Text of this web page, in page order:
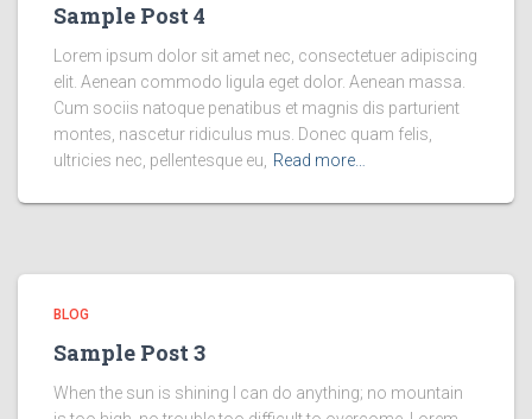
Sample Post 4
Lorem ipsum dolor sit amet nec, consectetuer adipiscing
elit. Aenean commodo ligula eget dolor. Aenean massa.
Cum sociis natoque penatibus et magnis dis parturient
montes, nascetur ridiculus mus. Donec quam felis,
ultricies nec, pellentesque eu, Read more…
BLOG
Sample Post 3
When the sun is shining I can do anything; no mountain